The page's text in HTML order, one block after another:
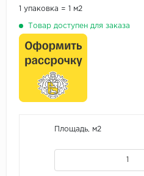
1 упаковка = 1 м2
Товар доступен для заказа
Площадь, м2